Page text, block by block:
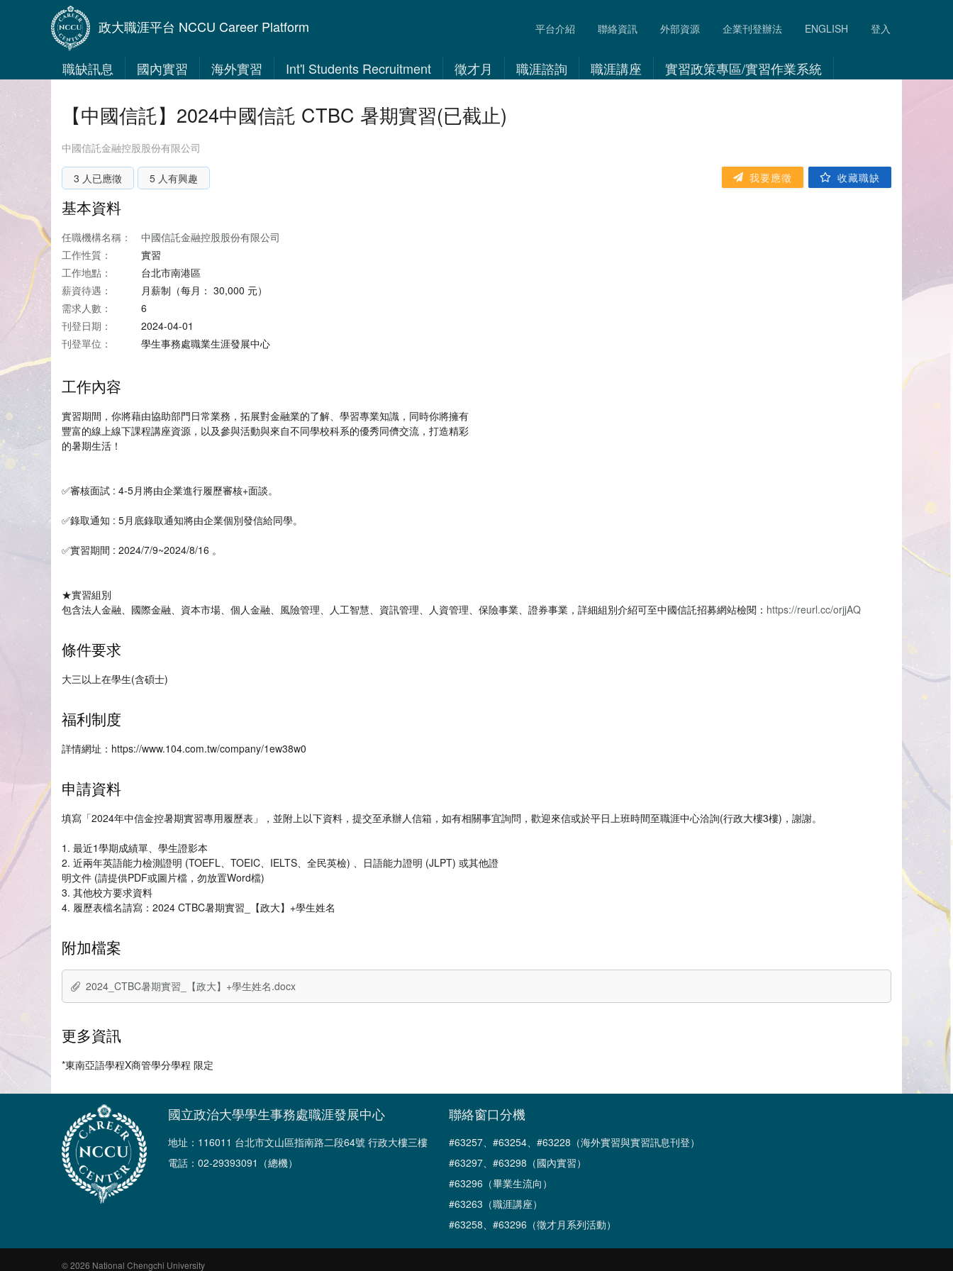
政大職涯平台 NCCU Career Platform 平台介紹 聯絡資訊 外部資源 企業刊登辦法 ENGLISH 登入
職缺訊息 國內實習 海外實習 Int'l Students Recruitment 徵才月 職涯諮詢 職涯講座 實習政策專區/實習作業系統
【中國信託】2024中國信託 CTBC 暑期實習(已截止)
中國信託金融控股股份有限公司
3 人已應徵 5 人有興趣 我要應徵 收藏職缺
基本資料
任職機構名稱：
中國信託金融控股股份有限公司
工作性質：
實習
工作地點：
台北市南港區
薪資待遇：
月薪制（每月： 30,000 元）
需求人數：
6
刊登日期：
2024-04-01
刊登單位：
學生事務處職業生涯發展中心
工作內容
實習期間，你將藉由協助部門日常業務，拓展對金融業的了解、學習專業知識，同時你將擁有
豐富的線上線下課程講座資源，以及參與活動與來自不同學校科系的優秀同儕交流，打造精彩
的暑期生活！
✅審核面試 : 4-5月將由企業進行履歷審核+面談。
✅錄取通知 : 5月底錄取通知將由企業個別發信給同學。
✅實習期間 : 2024/7/9~2024/8/16 。
★實習組別
包含法人金融、國際金融、資本市場、個人金融、風險管理、人工智慧、資訊管理、人資管理、保險事業、證券事業，詳細組別介紹可至中國信託招募網站檢閱： https://reurl.cc/orjjAQ
條件要求
大三以上在學生(含碩士)
福利制度
詳情網址：https://www.104.com.tw/company/1ew38w0
申請資料
填寫「2024年中信金控暑期實習專用履歷表」，並附上以下資料，提交至承辦人信箱，如有相關事宜詢問，歡迎來信或於平日上班時間至職涯中心洽詢(行政大樓3樓)，謝謝。
1. 最近1學期成績單、學生證影本
2. 近兩年英語能力檢測證明 (TOEFL、TOEIC、IELTS、全民英檢) 、日語能力證明 (JLPT) 或其他證
明文件 (請提供PDF或圖片檔，勿放置Word檔)
3. 其他校方要求資料
4. 履歷表檔名請寫：2024 CTBC暑期實習_【政大】+學生姓名
附加檔案
2024_CTBC暑期實習_【政大】+學生姓名.docx
更多資訊
*東南亞語學程X商管學分學程 限定
國立政治大學學生事務處職涯發展中心
地址：116011 台北市文山區指南路二段64號 行政大樓三樓
電話：02-29393091（總機）
聯絡窗口分機
#63257、#63254、#63228（海外實習與實習訊息刊登）
#63297、#63298（國內實習）
#63296（畢業生流向）
#63263（職涯講座）
#63258、#63296（徵才月系列活動）
© 2026 National Chengchi University